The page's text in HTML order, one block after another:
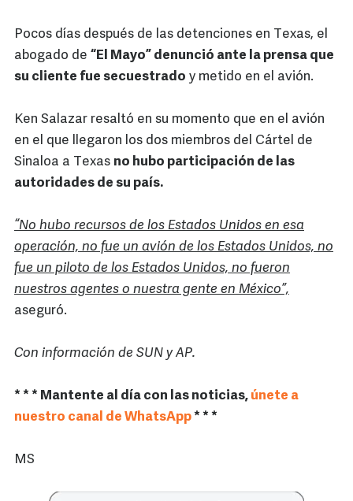
Pocos días después de las detenciones en Texas, el
abogado de “El Mayo” denunció ante la prensa que
su cliente fue secuestrado y metido en el avión.
Ken Salazar resaltó en su momento que en el avión
en el que llegaron los dos miembros del Cártel de
Sinaloa a Texas no hubo participación de las
autoridades de su país.
“No hubo recursos de los Estados Unidos en esa
operación, no fue un avión de los Estados Unidos, no
fue un piloto de los Estados Unidos, no fueron
nuestros agentes o nuestra gente en México”,
aseguró.
Con información de SUN y AP.
* * * Mantente al día con las noticias, únete a
nuestro canal de WhatsApp* * *
MS